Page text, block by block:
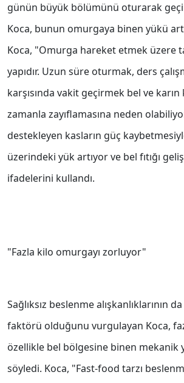
günün büyük bölümünü oturarak
Koca, bunun omurgaya binen yükü
Koca, "Omurga hareket etmek üzere
yapıdır. Uzun süre oturmak, ders
karşısında vakit geçirmek bel ve karın
zamanla zayıflamasına neden
destekleyen kasların güç
üzerindeki yük artıyor ve bel fıtığı
ifadelerini kullandı.
"Fazla kilo omurgayı zorluyor"
Sağlıksız beslenme alışkanlıklarının
faktörü olduğunu vurgulayan Koca,
özellikle bel bölgesine binen mekanik
söyledi. Koca, "Fast-food tarzı